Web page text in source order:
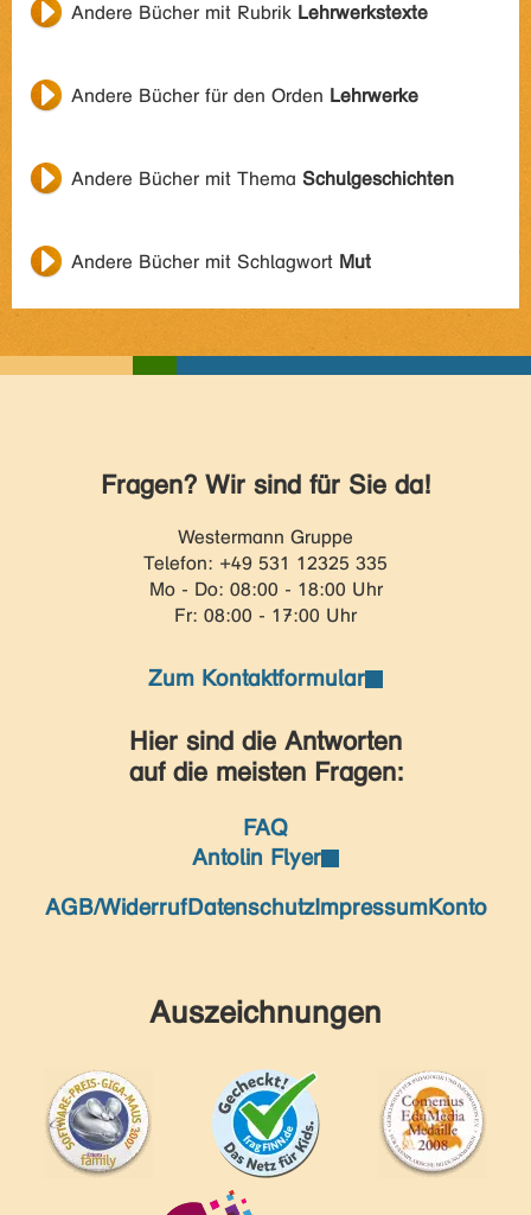
Andere Bücher mit Rubrik Lehrwerkstexte
Andere Bücher für den Orden Lehrwerke
Andere Bücher mit Thema Schulgeschichten
Andere Bücher mit Schlagwort Mut